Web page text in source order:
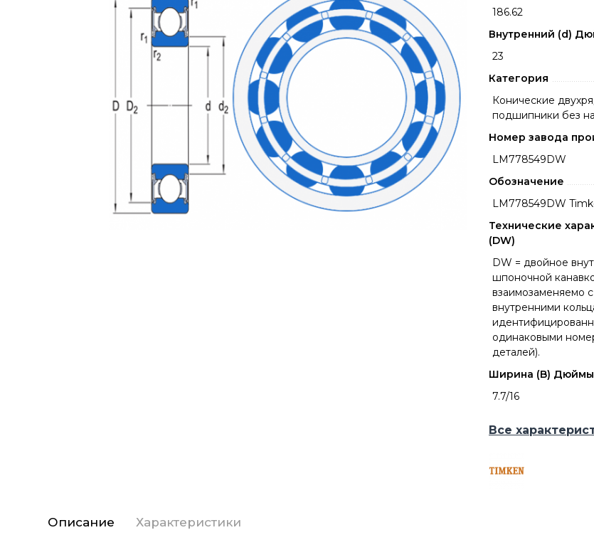
186.62
Внутренний (d)
23
Категория
Конические
подшипники без
Номер завода
LM778549DW
Обозначение
LM778549DW
Технические
(DW)
DW = двойное
шпоночной
взаимозаменяемо
внутренними
одинаковыми
деталей).
Ширина (B) Дюймы
7.7/16
Все
Описание Характеристики